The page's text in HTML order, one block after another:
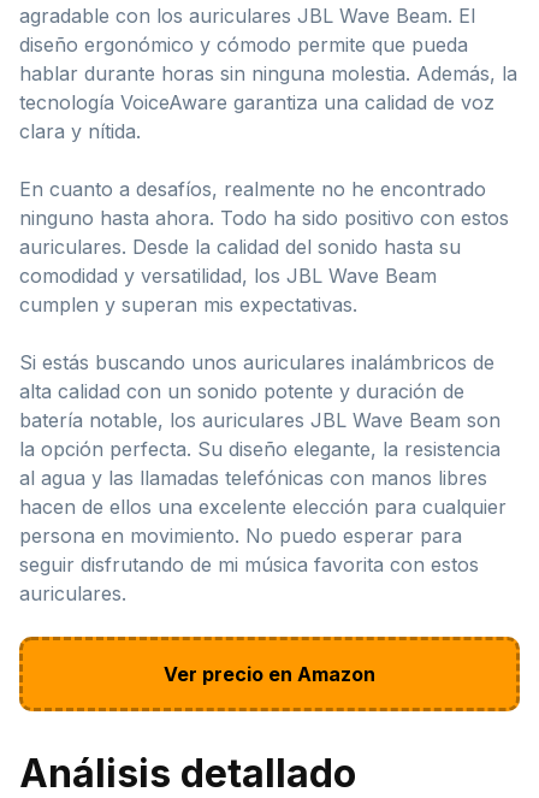
agradable con los auriculares JBL Wave Beam. El
diseño ergonómico y cómodo permite que pueda
hablar durante horas sin ninguna molestia. Además, la
tecnología VoiceAware garantiza una calidad de voz
clara y nítida.
En cuanto a desafíos, realmente no he encontrado
ninguno hasta ahora. Todo ha sido positivo con estos
auriculares. Desde la calidad del sonido hasta su
comodidad y versatilidad, los JBL Wave Beam
cumplen y superan mis expectativas.
Si estás buscando unos auriculares inalámbricos de
alta calidad con un sonido potente y duración de
batería notable, los auriculares JBL Wave Beam son
la opción perfecta. Su diseño elegante, la resistencia
al agua y las llamadas telefónicas con manos libres
hacen de ellos una excelente elección para cualquier
persona en movimiento. No puedo esperar para
seguir disfrutando de mi música favorita con estos
auriculares.
Ver precio en Amazon
Análisis detallado